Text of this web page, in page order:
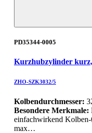
PD35344-0005
Kurzhubzylinder
ZHO-SZK3032/5
Kolbendurchmesser:
Besondere Merkmale:
einfachwirkend
max…